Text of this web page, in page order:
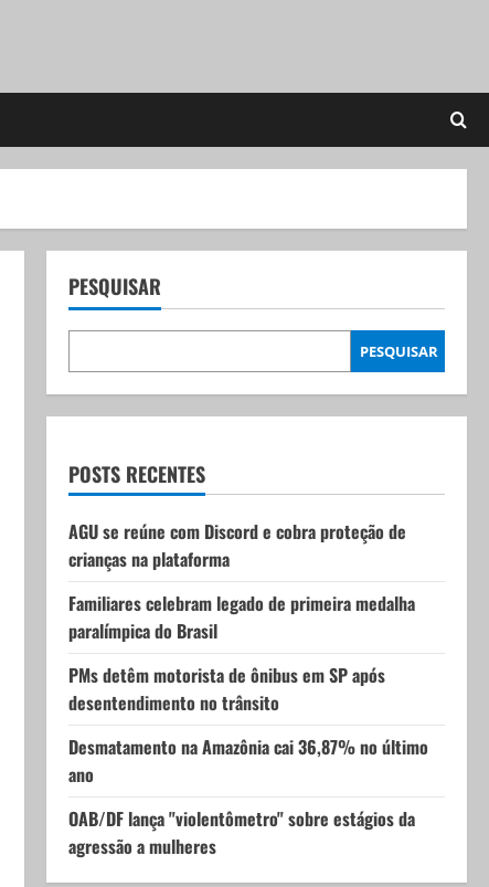
PESQUISAR
PESQUISAR
POSTS RECENTES
AGU se reúne com Discord e cobra proteção de
crianças na plataforma
Familiares celebram legado de primeira medalha
paralímpica do Brasil
PMs detêm motorista de ônibus em SP após
desentendimento no trânsito
Desmatamento na Amazônia cai 36,87% no último
ano
OAB/DF lança "violentômetro" sobre estágios da
agressão a mulheres